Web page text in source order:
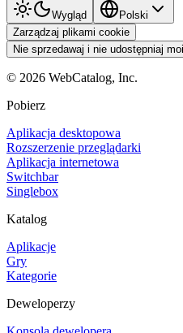
Wygląd
Polski
Zarządzaj plikami cookie
Nie sprzedawaj i nie udostępniaj
© 2026 WebCatalog, Inc.
Pobierz
Aplikacja desktopowa
Rozszerzenie przeglądarki
Aplikacja internetowa
Switchbar
Singlebox
Katalog
Aplikacje
Gry
Kategorie
Deweloperzy